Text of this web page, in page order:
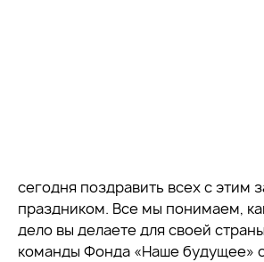
сегодня поздравить всех с этим
праздником. Все мы понимаем,
дело вы делаете для своей
команды Фонда «Наше будущее»